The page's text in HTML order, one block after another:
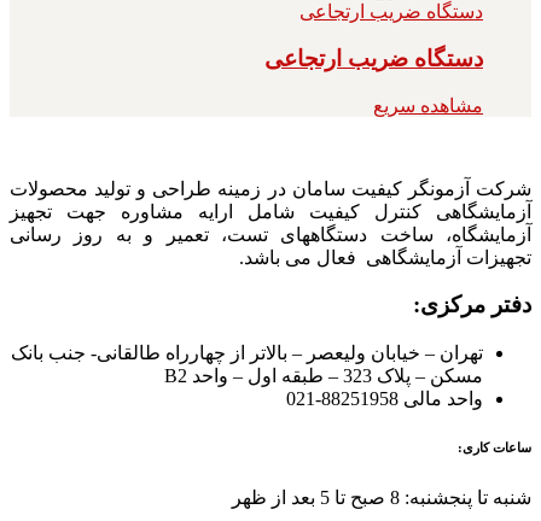
دستگاه ضریب ارتجاعی
دستگاه ضریب ارتجاعی
مشاهده سریع
شرکت آزمونگر کیفیت سامان در زمینه طراحی و تولید محصولات
آزمایشگاهی کنترل کیفیت شامل ارایه مشاوره جهت تجهیز
آزمایشگاه، ساخت دستگاههای تست، تعمیر و به روز رسانی
تجهیزات آزمایشگاهی فعال می باشد.
دفتر مرکزی:
تهران – خیابان ولیعصر – بالاتر از چهارراه طالقانی- جنب بانک
مسکن – پلاک 323 – طبقه اول – واحد B2
واحد مالی 88251958-021
ساعات کاری:
شنبه تا پنجشنبه: 8 صبح تا 5 بعد از ظهر